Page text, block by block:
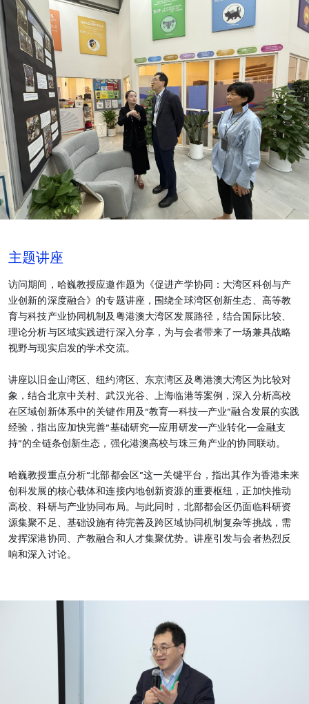
主题讲座
访问期间，哈巍教授应邀作题为《促进产学协同：大湾区科创与产
业创新的深度融合》的专题讲座，围绕全球湾区创新生态、高等教
育与科技产业协同机制及粤港澳大湾区发展路径，结合国际比较、
理论分析与区域实践进行深入分享，为与会者带来了一场兼具战略
视野与现实启发的学术交流。
讲座以旧金山湾区、纽约湾区、东京湾区及粤港澳大湾区为比较对
象，结合北京中关村、武汉光谷、上海临港等案例，深入分析高校
在区域创新体系中的关键作用及“教育—科技—产业”融合发展的实践
经验，指出应加快完善“基础研究—应用研发—产业转化—金融支
持”的全链条创新生态，强化港澳高校与珠三角产业的协同联动。
哈巍教授重点分析“北部都会区”这一关键平台，指出其作为香港未来
创科发展的核心载体和连接内地创新资源的重要枢纽，正加快推动
高校、科研与产业协同布局。与此同时，北部都会区仍面临科研资
源集聚不足、基础设施有待完善及跨区域协同机制复杂等挑战，需
发挥深港协同、产教融合和人才集聚优势。讲座引发与会者热烈反
响和深入讨论。